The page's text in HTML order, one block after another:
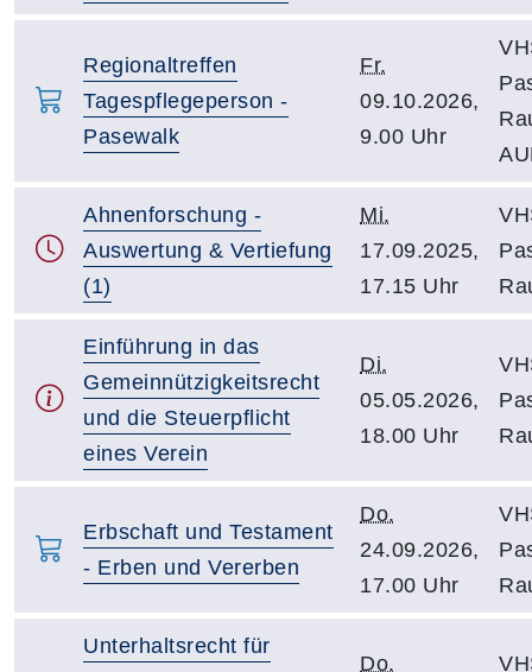
Regionaltreffen
Tagespflegeperson -
Pasewalk
Fr.
09.10.2026,
9.00 Uhr
Ahnenforschung -
Auswertung & Vertiefung
(1)
Mi.
17.09.2025,
17.15 Uhr
Einführung in das
Gemeinnützigkeitsrecht
und die Steuerpflicht
eines Verein
Di.
05.05.2026,
18.00 Uhr
Erbschaft und Testament
- Erben und Vererben
Do.
24.09.2026,
17.00 Uhr
Unterhaltsrecht für
Do.